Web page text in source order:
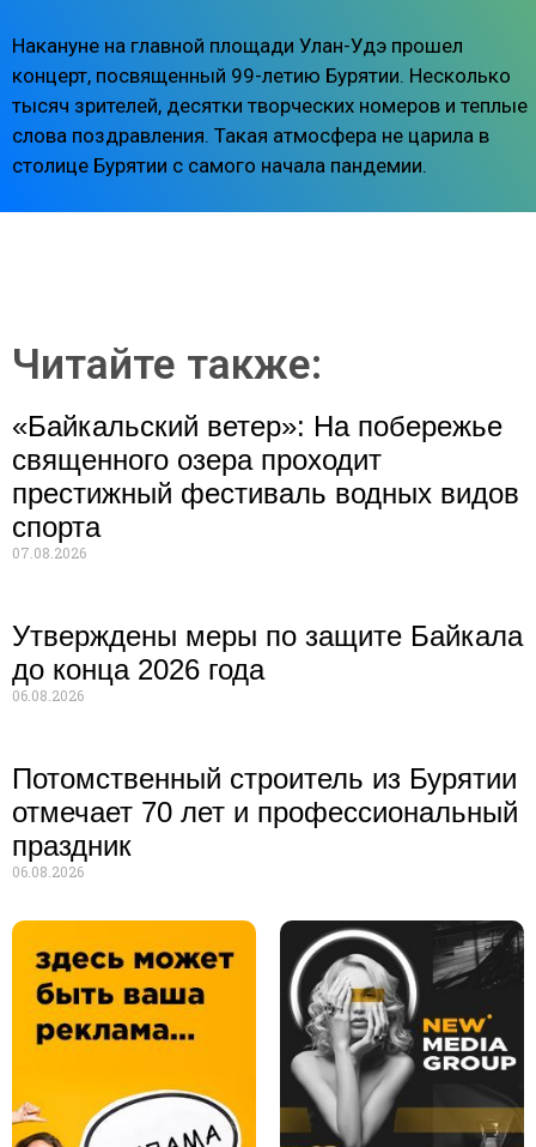
Накануне на главной площади Улан-Удэ прошел
концерт, посвященный 99-летию Бурятии. Несколько
тысяч зрителей, десятки творческих номеров и теплые
слова поздравления. Такая атмосфера не царила в
столице Бурятии с самого начала пандемии.
Читайте также:
«Байкальский ветер»: На побережье
священного озера проходит
престижный фестиваль водных видов
спорта
07.08.2026
Утверждены меры по защите Байкала
до конца 2026 года
06.08.2026
Потомственный строитель из Бурятии
отмечает 70 лет и профессиональный
праздник
06.08.2026